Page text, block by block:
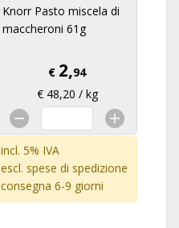
Knorr Pasto miscela di
maccheroni 61g
€ 2,94
€ 48,20 / kg
incl. 5% IVA
escl. spese di spedizione
consegna 6-9 giorni